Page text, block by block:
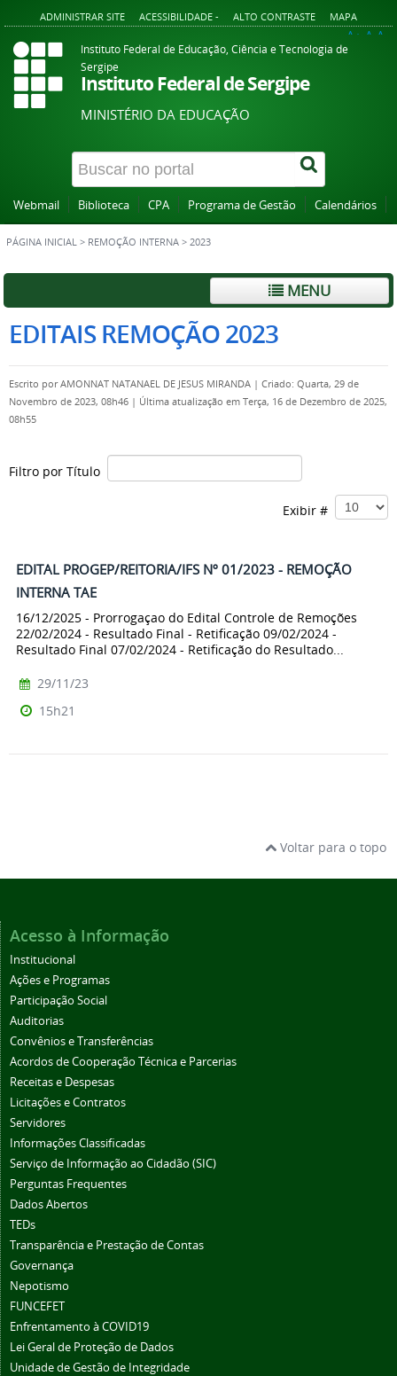
ADMINISTRAR SITE ACESSIBILIDADE - ALTO CONTRASTE MAPA
A+ A A-
Instituto Federal de Educação, Ciência e Tecnologia de
Sergipe
Instituto Federal de Sergipe
MINISTÉRIO DA EDUCAÇÃO
Webmail Biblioteca CPA Programa de Gestão Calendários
PÁGINA INICIAL > REMOÇÃO INTERNA > 2023
MENU
EDITAIS REMOÇÃO 2023
Escrito porAMONNAT NATANAEL DE JESUS MIRANDA | Criado: Quarta, 29 de
Novembro de 2023, 08h46 | Última atualização em Terça, 16 de Dezembro de 2025,
08h55
Filtro por Título
Exibir #
EDITAL PROGEP/REITORIA/IFS Nº 01/2023 - REMOÇÃO
INTERNA TAE
16/12/2025 - Prorrogaçao do Edital Controle de Remoções
22/02/2024 - Resultado Final - Retificação 09/02/2024 -
Resultado Final 07/02/2024 - Retificação do Resultado...
29/11/23
15h21
Voltar para o topo
Acesso à Informação
Institucional
Ações e Programas
Participação Social
Auditorias
Convênios e Transferências
Acordos de Cooperação Técnica e Parcerias
Receitas e Despesas
Licitações e Contratos
Servidores
Informações Classificadas
Serviço de Informação ao Cidadão (SIC)
Perguntas Frequentes
Dados Abertos
TEDs
Transparência e Prestação de Contas
Governança
Nepotismo
FUNCEFET
Enfrentamento à COVID19
Lei Geral de Proteção de Dados
Unidade de Gestão de Integridade